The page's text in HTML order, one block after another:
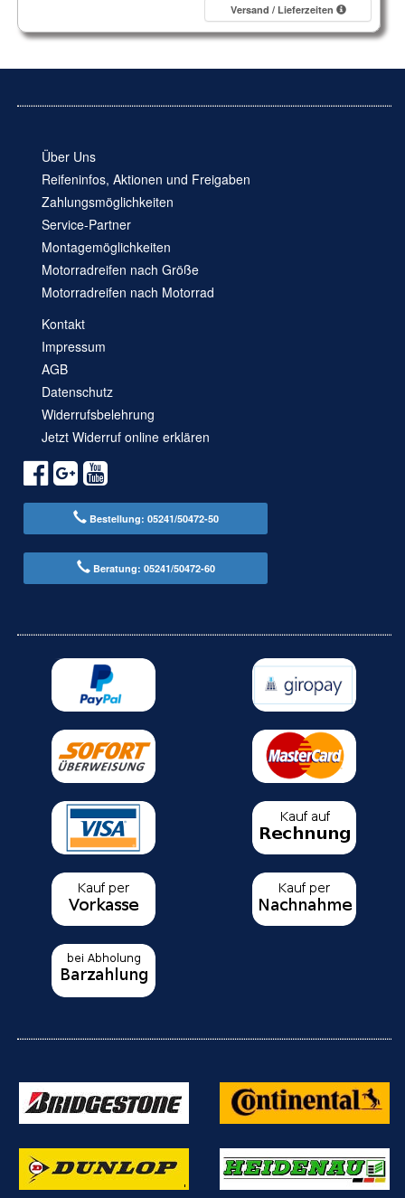
Versand / Lieferzeiten
Über Uns
Reifeninfos, Aktionen und Freigaben
Zahlungsmöglichkeiten
Service-Partner
Montagemöglichkeiten
Motorradreifen nach Größe
Motorradreifen nach Motorrad
Kontakt
Impressum
AGB
Datenschutz
Widerrufsbelehrung
Jetzt Widerruf online erklären
Bestellung: 05241/50472-50
Beratung: 05241/50472-60